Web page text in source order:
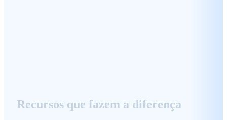
Recursos que fazem a diferença